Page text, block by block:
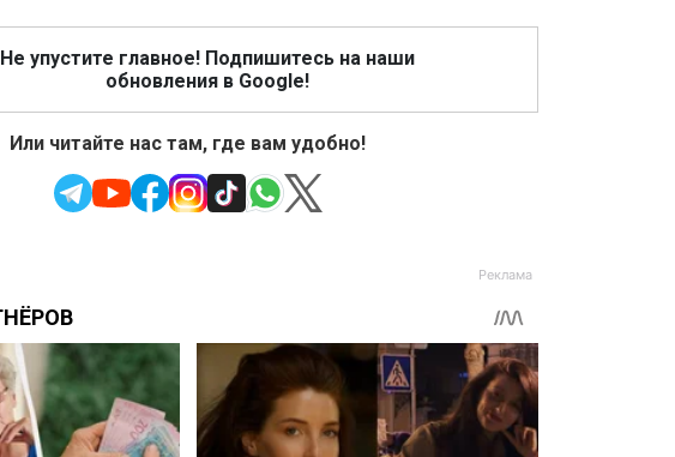
Не упустите главное! Подпишитесь на наши
обновления в Google!
Или читайте нас там, где вам удобно!